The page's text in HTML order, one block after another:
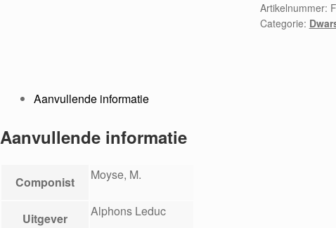
Artikelnummer:
Categorie:
Aanvullende informatie
Aanvullende informatie
Componist Moyse, M.
Uitgever Alphons Leduc